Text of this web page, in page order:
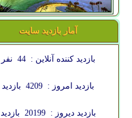
آمار بازدید سایت
بازدید کننده آنلاین : 44 نفر
بازدید امروز : 4209 بازدید
بازدید دیروز : 20199 بازدید